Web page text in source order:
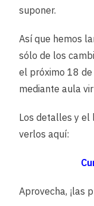
suponer.
Así que hemos
sólo de los
el próximo 18
mediante aula
Los detalles y el
verlos aquí:
Aprovecha, ¡las